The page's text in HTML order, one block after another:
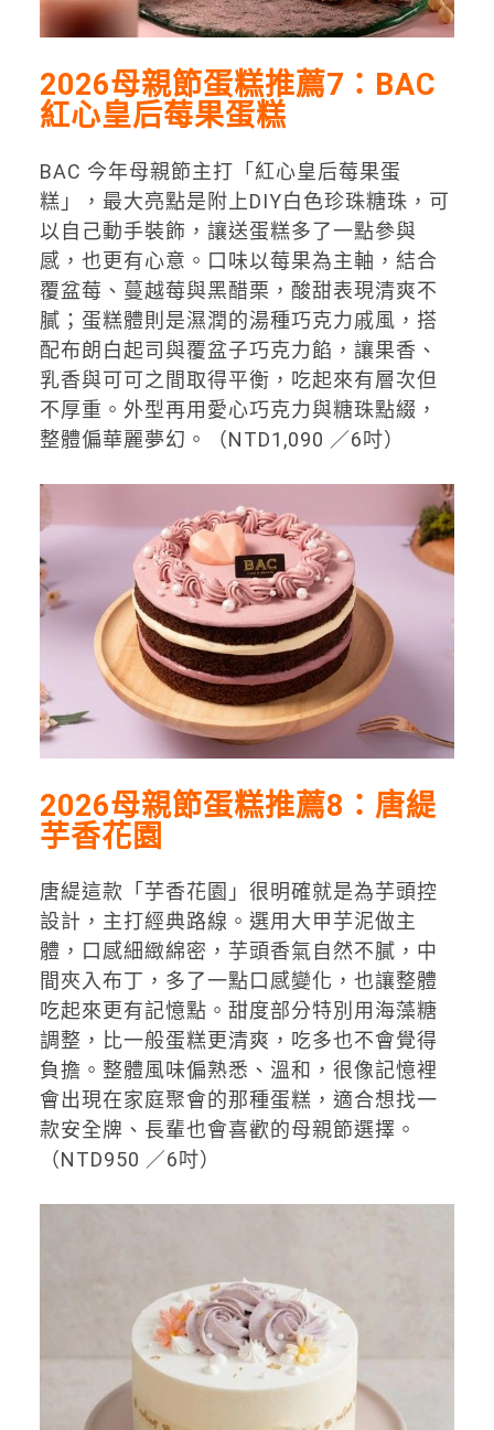
2026母親節蛋糕推薦7：BAC
紅心皇后莓果蛋糕
BAC 今年母親節主打「紅心皇后莓果蛋
糕」，最大亮點是附上DIY白色珍珠糖珠，可
以自己動手裝飾，讓送蛋糕多了一點參與
感，也更有心意。口味以莓果為主軸，結合
覆盆莓、蔓越莓與黑醋栗，酸甜表現清爽不
膩；蛋糕體則是濕潤的湯種巧克力戚風，搭
配布朗白起司與覆盆子巧克力餡，讓果香、
乳香與可可之間取得平衡，吃起來有層次但
不厚重。外型再用愛心巧克力與糖珠點綴，
整體偏華麗夢幻。（NTD1,090 ／6吋）
2026母親節蛋糕推薦8：唐緹
芋香花園
唐緹這款「芋香花園」很明確就是為芋頭控
設計，主打經典路線。選用大甲芋泥做主
體，口感細緻綿密，芋頭香氣自然不膩，中
間夾入布丁，多了一點口感變化，也讓整體
吃起來更有記憶點。甜度部分特別用海藻糖
調整，比一般蛋糕更清爽，吃多也不會覺得
負擔。整體風味偏熟悉、溫和，很像記憶裡
會出現在家庭聚會的那種蛋糕，適合想找一
款安全牌、長輩也會喜歡的母親節選擇。
（NTD950 ／6吋）